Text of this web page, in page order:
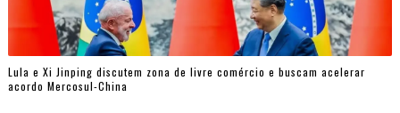
Lula e Xi Jinping discutem zona de livre comércio e buscam acelerar
acordo Mercosul-China